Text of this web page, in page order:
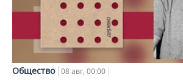
Общество 08 авг, 00:00